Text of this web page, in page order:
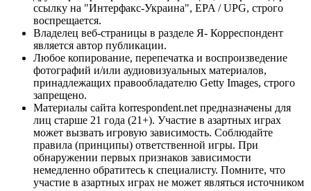
ссылку на "Интерфакс-Украина", EPA / UPG, строго
воспрещается.
Владелец веб-страницы в разделе Я- Корреспондент
является автор публикации.
Любое копирование, перепечатка и воспроизведение
фотографий и/или аудиовизуальных материалов,
принадлежащих правообладателю Getty Images, строго
запрещено.
Материалы сайта korrespondent.net предназначены для
лиц старше 21 года (21+). Участие в азартных играх
может вызвать игровую зависимость. Соблюдайте
правила (принципы) ответственной игры. При
обнаружении первых признаков зависимости
немедленно обратитесь к специалисту. Помните, что
участие в азартных играх не может являться источником